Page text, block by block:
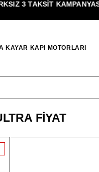
3 TAKSIT KAMPANYASI!
KAYAR KAPI MOTORLARI
FIYAT